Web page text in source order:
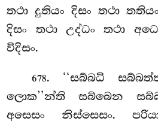
තථා දුතියං දිසං තථා
දිසං තථා උද්ධං තථා
විදිසං.
678. ‘‘සබ්බධි
ලොක’’න්ති සබ්බෙන
අසෙසං නිස්සෙසං.